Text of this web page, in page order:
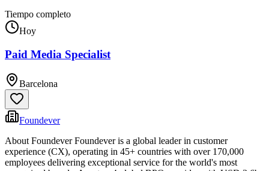
Tiempo completo
Hoy
Paid Media Specialist
Barcelona
Foundever
About Foundever Foundever is a global leader in customer
experience (CX), operating in 45+ countries with over 170,000
employees delivering exceptional service for the world's most